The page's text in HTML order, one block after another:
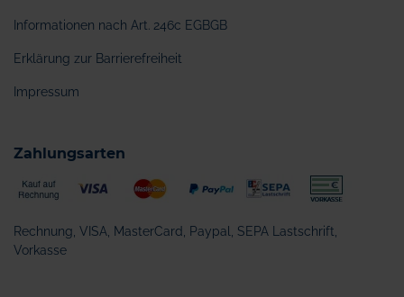
Informationen nach Art. 246c EGBGB
Erklärung zur Barrierefreiheit
Impressum
Zahlungsarten
Rechnung, VISA, MasterCard, Paypal, SEPA Lastschrift,
Vorkasse